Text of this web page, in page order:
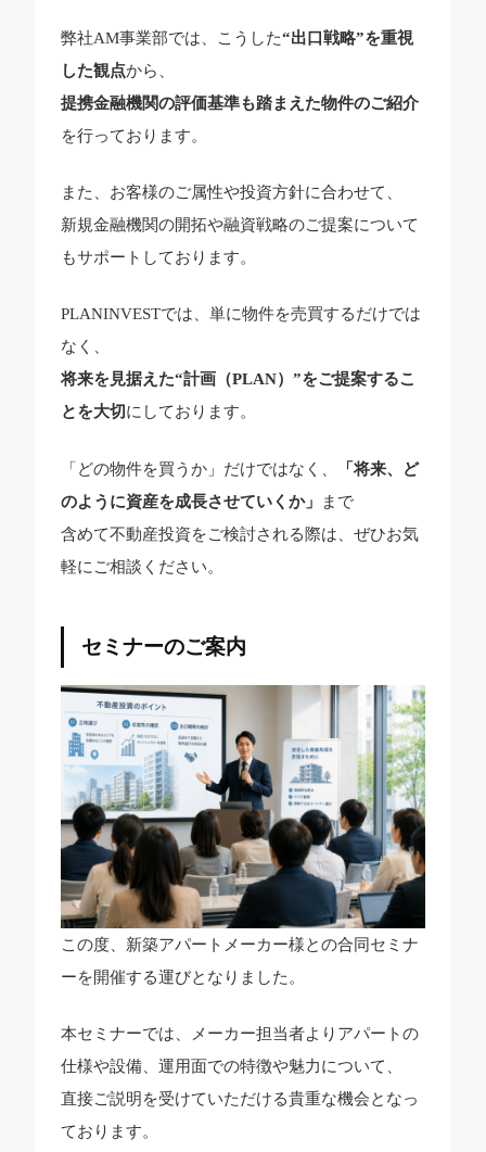
弊社AM事業部では、こうした“出口戦略”を重視
した観点から、
提携金融機関の評価基準も踏まえた物件のご紹介
を行っております。
また、お客様のご属性や投資方針に合わせて、
新規金融機関の開拓や融資戦略のご提案について
もサポートしております。
PLANINVESTでは、単に物件を売買するだけでは
なく、
将来を見据えた“計画（PLAN）”をご提案するこ
とを大切にしております。
「どの物件を買うか」だけではなく、
「将来、ど
のように資産を成長させていくか」
まで
含めて不動産投資をご検討される際は、ぜひお気
軽にご相談ください。
セミナーのご案内
この度、新築アパートメーカー様との合同セミナ
ーを開催する運びとなりました。
本セミナーでは、メーカー担当者よりアパートの
仕様や設備、運用面での特徴や魅力について、
直接ご説明を受けていただける貴重な機会となっ
ております。